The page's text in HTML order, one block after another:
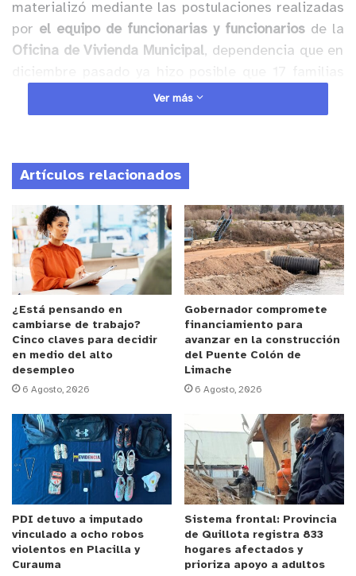
materializó mediante las postulaciones realizadas
por el equipo de funcionarias y funcionarios de la
Oficina de Vivienda Municipal, dependencia que en
obtuvieran recursos para este efecto.
La ceremonia de entrega de subsidios de la
Tarjeta de Banco de Materiales fue
el alcalde Patricio Pallares Valenzuela,
acompañado por los concejalesMauricio Díaz
CancinoyJuan Yáñez Peña.
El Jefe comunal entregó un afectuoso saludo a las
familias beneficiadas y destacó el trabajo de la
Oficina de Vivienda Municipal. Aseguró que el
horizonte de su administración es“entregar
herramientas y apoyos a nuestra gente”.
Este beneficio permitirá a las familias
beneficiadas comprar materiales de construcción
para mejorar sus viviendas, en cualquiera de las
ferreterías en convenio con el MINVU, en el plazo
de un año y hasta en cuatro ocasiones.María
Bustamante, residente de Longotoma, valoró el
trabajo del equipo municipal y la importancia que
tiene para los vecinos.
Ver más
Artículos relacionados
¿Está pensando en
cambiarse de trabajo?
Cinco claves para decidir
en medio del alto
desempleo
6 Agosto, 2026
Gobernador compromete
financiamiento para
avanzar en la construcción
del Puente Colón de
Limache
6 Agosto, 2026
PDI detuvo a imputado
vinculado a ocho robos
violentos en Placilla y
Curauma
Sistema frontal: Provincia
de Quillota registra 833
hogares afectados y
prioriza apoyo a adultos